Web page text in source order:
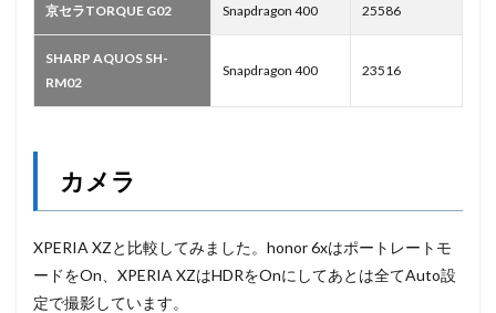
京セラTORQUE G02 Snapdragon 400 25586
SHARP AQUOS SH-
RM02
Snapdragon 400 23516
カメラ
XPERIA XZと比較してみました。honor 6xはポートレートモ
ードをOn、XPERIA XZはHDRをOnにしてあとは全てAuto設
定で撮影しています。